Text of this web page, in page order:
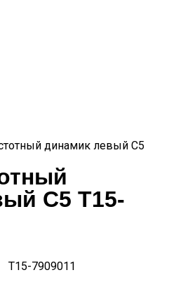
динамик левый C5
C5 T15-
T15-7909011